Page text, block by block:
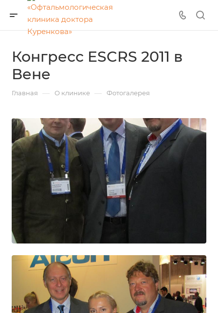
Конгресс ESCRS 2011 в
Вене
Главная — О клинике — Фотогалерея